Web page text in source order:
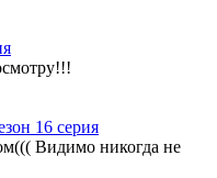
16 серия
Видимо никогда не